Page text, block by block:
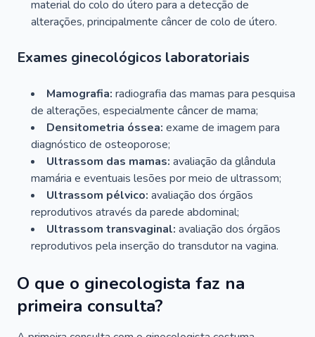
material do colo do útero para a detecção de
alterações, principalmente câncer de colo de útero.
Exames ginecológicos laboratoriais
Mamografia: radiografia das mamas para pesquisa
de alterações, especialmente câncer de mama;
Densitometria óssea: exame de imagem para
diagnóstico de osteoporose;
Ultrassom das mamas: avaliação da glândula
mamária e eventuais lesões por meio de ultrassom;
Ultrassom pélvico: avaliação dos órgãos
reprodutivos através da parede abdominal;
Ultrassom transvaginal: avaliação dos órgãos
reprodutivos pela inserção do transdutor na vagina.
O que o ginecologista faz na
primeira consulta?